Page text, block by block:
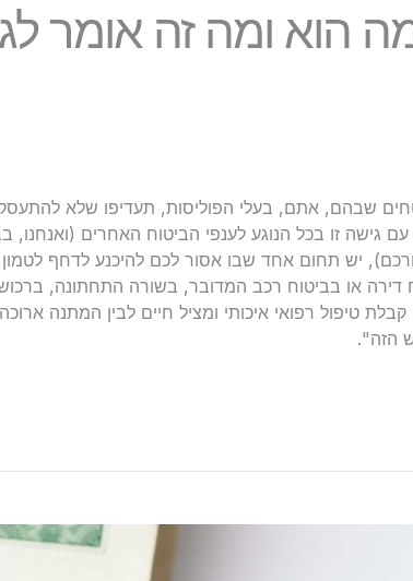
הוא ומה זה אומר
שבהם, אתם, בעלי הפוליסות, תעדיפו שלא להתעסק
זו בכל הנוגע לענפי הביטוח האחרים (ואנחנו,
יש תחום אחד שבו אסור לכם להיכנע לדחף
דירה או בביטוח רכב המדובר, בשורה התחתונה,
טיפול רפואי איכותי ומציל חיים לבין המתנה
הזה".